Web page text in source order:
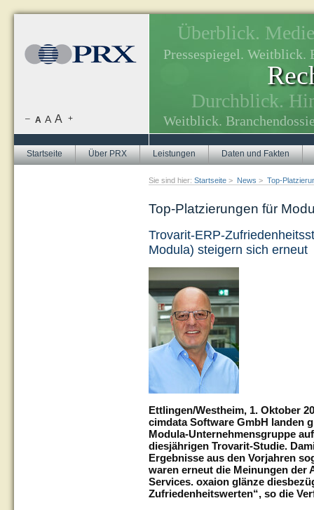
Startseite Über PRX Leistungen Daten und Fakten
Sie sind hier: Startseite > News > Top-
Top-Platzierungen für
Trovarit-ERP-
Modula) steigern sich erneut
Ettlingen/Westheim, 1. Oktober
cimdata Software GmbH landen
Modula-Unternehmensgruppe
diesjährigen Trovarit-Studie.
Ergebnisse aus den Vorjahren
waren erneut die Meinungen
Services. oxaion glänze
Zufriedenheitswerten“, so die
Überblick.
Pressespiegel. Weitblick.
Durchblick.
Weitblick.
– A A A +